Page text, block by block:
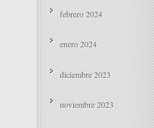
febrero 2024
enero 2024
diciembre 2023
noviembre 2023